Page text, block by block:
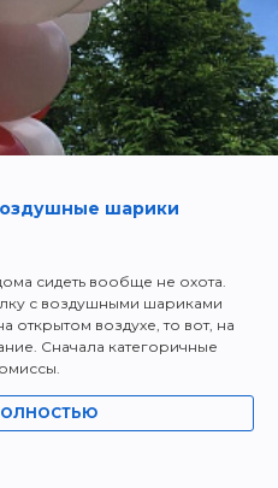
шарики
сидеть вообще не охота.
с воздушными шариками
открытом воздухе, то вот, на
Сначала категоричные